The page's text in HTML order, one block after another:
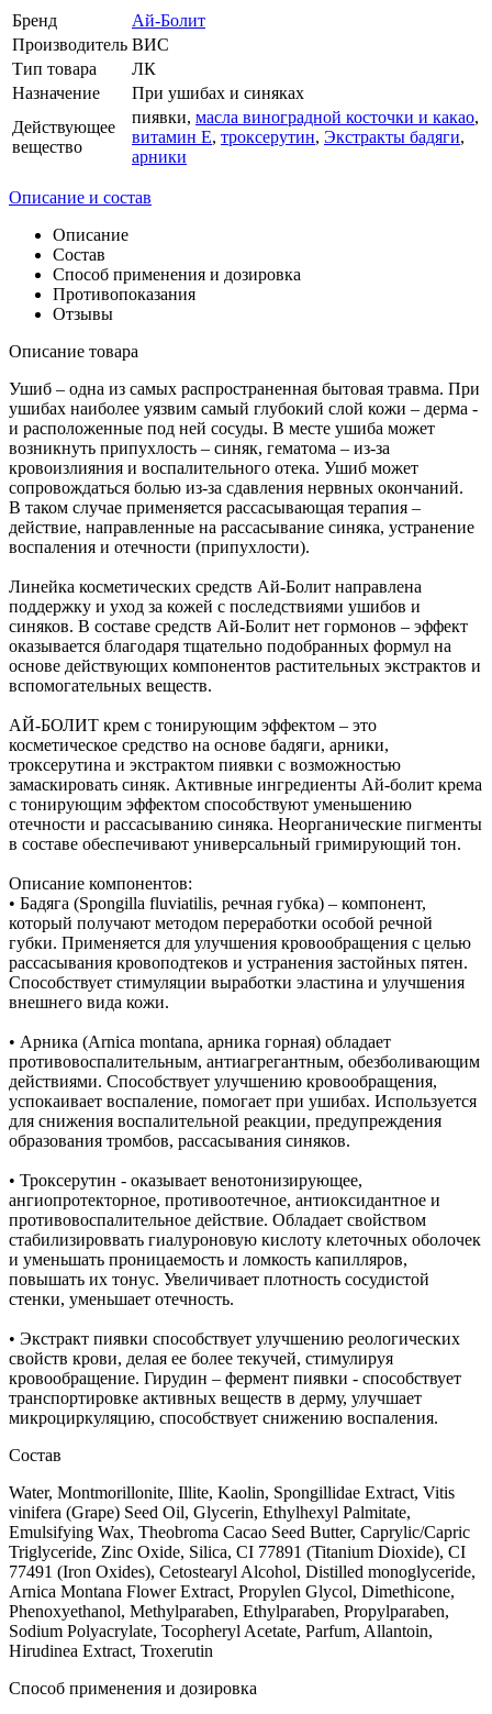
Бренд
Ай-Болит
Производитель ВИС
Тип товара
ЛК
Назначение
При ушибах и синяках
Действующее
вещество
пиявки, масла виноградной косточки и какао,
витамин Е, троксерутин, Экстракты бадяги,
арники
Описание и состав
Описание
Состав
Способ применения и дозировка
Противопоказания
Отзывы
Описание товара
Ушиб – одна из самых распространенная бытовая травма. При
ушибах наиболее уязвим самый глубокий слой кожи – дерма -
и расположенные под ней сосуды. В месте ушиба может
возникнуть припухлость – синяк, гематома – из-за
кровоизлияния и воспалительного отека. Ушиб может
сопровождаться болью из-за сдавления нервных окончаний.
В таком случае применяется рассасывающая терапия –
действие, направленные на рассасывание синяка, устранение
воспаления и отечности (припухлости).
Линейка косметических средств Ай-Болит направлена
поддержку и уход за кожей с последствиями ушибов и
синяков. В составе средств Ай-Болит нет гормонов – эффект
оказывается благодаря тщательно подобранных формул на
основе действующих компонентов растительных экстрактов и
вспомогательных веществ.
АЙ-БОЛИТ крем с тонирующим эффектом – это
косметическое средство на основе бадяги, арники,
троксерутина и экстрактом пиявки с возможностью
замаскировать синяк. Активные ингредиенты Ай-болит крема
с тонирующим эффектом способствуют уменьшению
отечности и рассасыванию синяка. Неорганические пигменты
в составе обеспечивают универсальный гримирующий тон.
Описание компонентов:
• Бадяга (Spongilla fluviatilis, речная губка) – компонент,
который получают методом переработки особой речной
губки. Применяется для улучшения кровообращения с целью
рассасывания кровоподтеков и устранения застойных пятен.
Способствует стимуляции выработки эластина и улучшения
внешнего вида кожи.
• Арника (Arnica montana, арника горная) обладает
противовоспалительным, антиагрегантным, обезболивающим
действиями. Способствует улучшению кровообращения,
успокаивает воспаление, помогает при ушибах. Используется
для снижения воспалительной реакции, предупреждения
образования тромбов, рассасывания синяков.
• Троксерутин - оказывает венотонизирующее,
ангиопротекторное, противоотечное, антиоксидантное и
противовоспалительное действие. Обладает свойством
стабилизироввать гиалуроновую кислоту клеточных оболочек
и уменьшать проницаемость и ломкость капилляров,
повышать их тонус. Увеличивает плотность сосудистой
стенки, уменьшает отечность.
• Экстракт пиявки способствует улучшению реологических
свойств крови, делая ее более текучей, стимулируя
кровообращение. Гирудин – фермент пиявки - способствует
транспортировке активных веществ в дерму, улучшает
микроциркуляцию, способствует снижению воспаления.
Состав
Water, Montmorillonite, Illite, Kaolin, Spongillidae Extract, Vitis
vinifera (Grape) Seed Oil, Glycerin, Ethylhexyl Palmitate,
Emulsifying Wax, Theobroma Cacao Seed Butter, Caprylic/Capric
Triglyceride, Zinc Oxide, Silica, CI 77891 (Titanium Dioxide), CI
77491 (Iron Oxides), Cetostearyl Alcohol, Distilled monoglyceride,
Arnica Montana Flower Extract, Propylen Glycol, Dimethicone,
Phenoxyethanol, Methylparaben, Ethylparaben, Propylparaben,
Sodium Polyacrylate, Tocopheryl Acetate, Parfum, Allantoin,
Hirudinea Extract, Troxerutin
Способ применения и дозировка